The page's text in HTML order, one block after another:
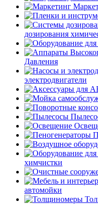
дозирования
Давления
электродвигатели
химчистки
автомойки